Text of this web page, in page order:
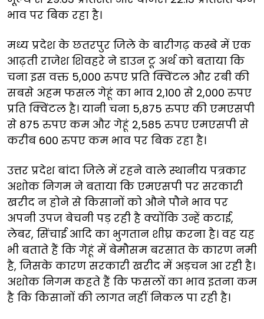
भाव पर बिक रहा है।
मध्य प्रदेश के छतरपुर जिले के बारीगढ़ कस्बे में एक
आढ़ती राजेश शिवहरे ने डाउन टू अर्थ को बताया कि
चना इस वक्त 5,000 रुपए प्रति क्विंटल और रबी की
सबसे अहम फसल गेहूं का भाव 2,100 से 2,000 रुपए
प्रति क्विंटल है। यानी चना 5,875 रुपए की एमएसपी
से 875 रुपए कम और गेहूं 2,585 रुपए एमएसपी से
करीब 600 रुपए कम भाव पर बिक रहा है।
उत्तर प्रदेश बांदा जिले में रहने वाले स्थानीय पत्रकार
अशोक निगम ने बताया कि एमएसपी पर सरकारी
खरीद न होने से किसानों को औने पौने भाव पर
अपनी उपज बेचनी पड़ रही है क्योंकि उन्हें कटाई,
लेबर, सिंचाई आदि का भुगतान शीघ्र करना है। वह यह
भी बताते हैं कि गेहूं में बेमौसम बरसात के कारण नमी
है, जिसके कारण सरकारी खरीद में अड़चन आ रही है।
अशोक निगम कहते हैं कि फसलों का भाव इतना कम
है कि किसानों की लागत नहीं निकल पा रही है।